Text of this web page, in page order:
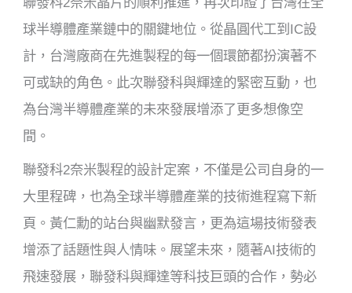
球半導體產業鏈中的關鍵地位。從晶圓代工到IC設
計，台灣廠商在先進製程的每一個環節都扮演著不
可或缺的角色。此次聯發科與輝達的緊密互動，也
為台灣半導體產業的未來發展增添了更多想像空
間。
聯發科2奈米製程的設計定案，不僅是公司自身的一
大里程碑，也為全球半導體產業的技術進程寫下新
頁。黃仁勳的站台與幽默發言，更為這場技術發表
增添了話題性與人情味。展望未來，隨著AI技術的
飛速發展，聯發科與輝達等科技巨頭的合作，勢必